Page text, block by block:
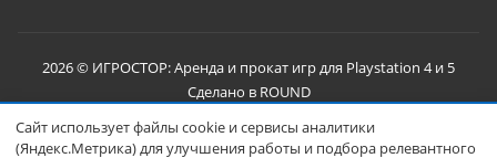
2026 © ИГРОСТОР: Аренда и прокат игр для Playstation 4 и 5
Сделано в ROUND
Сайт использует файлы cookie и сервисы аналитики
(Яндекс.Метрика) для улучшения работы и подбора релевантного